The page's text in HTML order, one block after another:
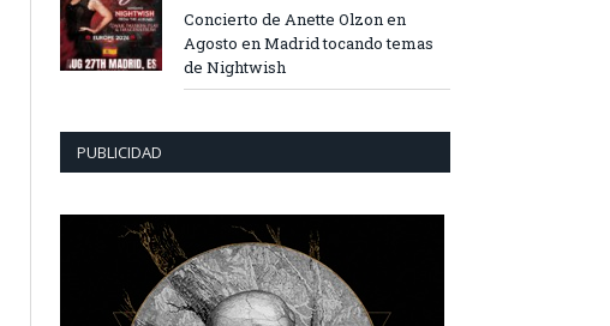
Concierto de Anette Olzon en
Agosto en Madrid tocando temas
de Nightwish
PUBLICIDAD